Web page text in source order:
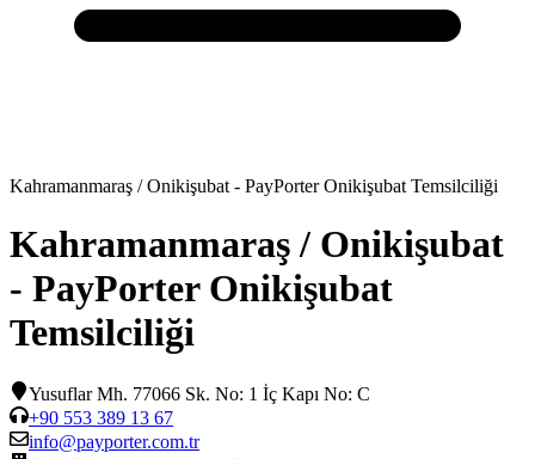
Kahramanmaraş / Onikişubat - PayPorter Onikişubat Temsilciliği
Kahramanmaraş / Onikişubat
- PayPorter Onikişubat
Temsilciliği
Yusuflar Mh. 77066 Sk. No: 1 İç Kapı No: C
+90 553 389 13 67
info@payporter.com.tr